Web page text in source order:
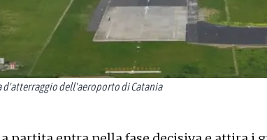
d'atterraggio dell'aeroporto di Catania